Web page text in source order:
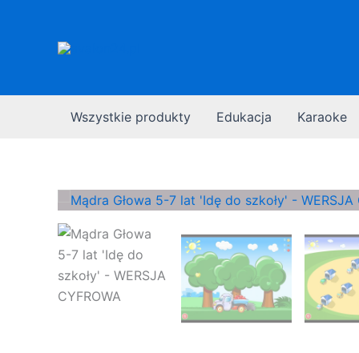
Wszystkie produkty Edukacja Karaoke